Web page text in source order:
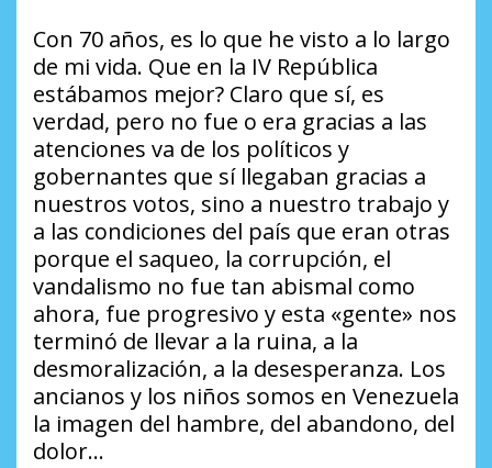
Con 70 años, es lo que he visto a lo largo
de mi vida. Que en la IV República
estábamos mejor? Claro que sí, es
verdad, pero no fue o era gracias a las
atenciones va de los políticos y
gobernantes que sí llegaban gracias a
nuestros votos, sino a nuestro trabajo y
a las condiciones del país que eran otras
porque el saqueo, la corrupción, el
vandalismo no fue tan abismal como
ahora, fue progresivo y esta «gente» nos
terminó de llevar a la ruina, a la
desmoralización, a la desesperanza. Los
ancianos y los niños somos en Venezuela
la imagen del hambre, del abandono, del
dolor…